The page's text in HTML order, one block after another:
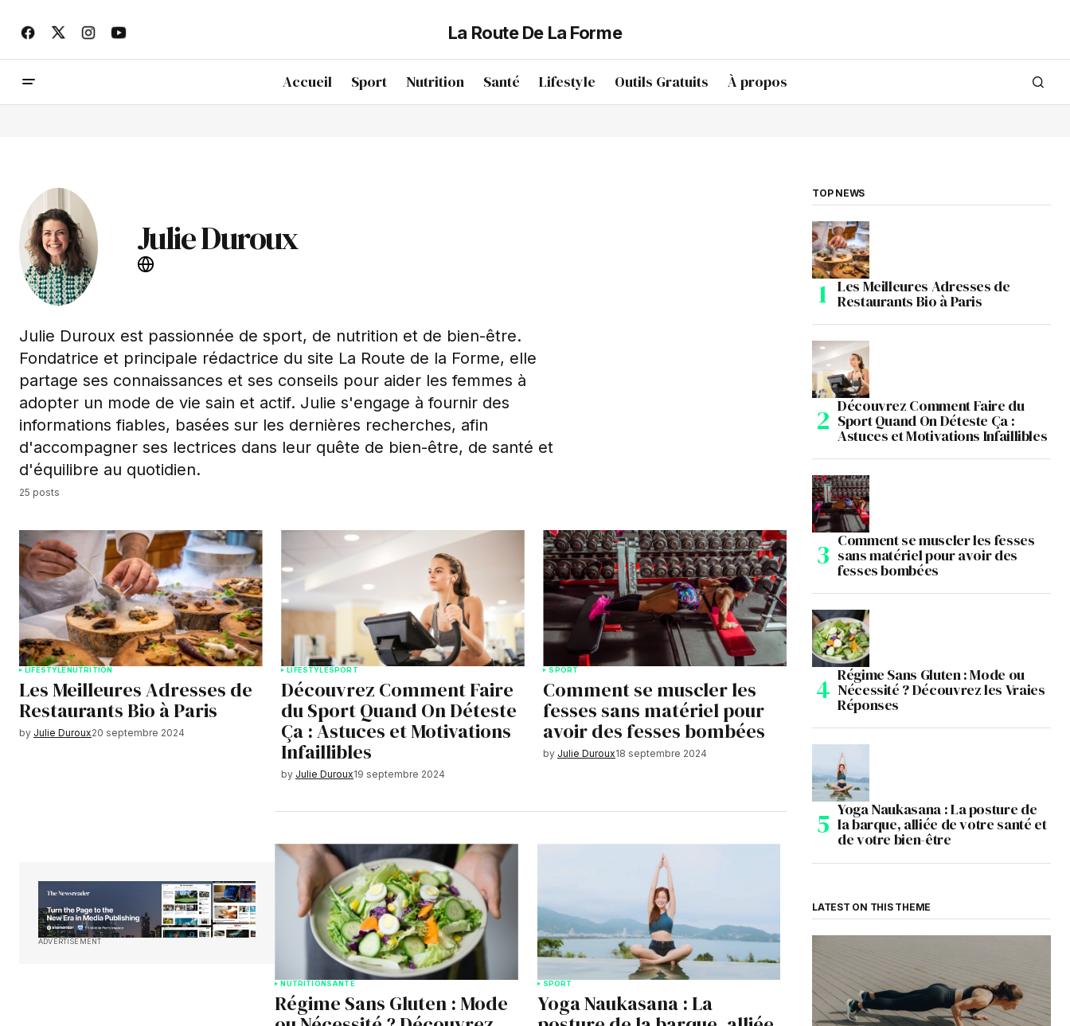
La Route De La Forme
Accueil Sport Nutrition Santé Lifestyle Outils Gratuits À propos
Julie Duroux
Julie Duroux est passionnée de sport, de nutrition et de bien-être.
Fondatrice et principale rédactrice du site La Route de la Forme, elle
partage ses connaissances et ses conseils pour aider les femmes à
adopter un mode de vie sain et actif. Julie s'engage à fournir des
informations fiables, basées sur les dernières recherches, afin
d'accompagner ses lectrices dans leur quête de bien-être, de santé et
d'équilibre au quotidien.
25 posts
LIFESTYLENUTRITION
Les Meilleures Adresses de
Restaurants Bio à Paris
by Julie Duroux20 septembre 2024
LIFESTYLESPORT
Découvrez Comment Faire
du Sport Quand On Déteste
Ça : Astuces et Motivations
Infaillibles
by Julie Duroux19 septembre 2024
SPORT
Comment se muscler les
fesses sans matériel pour
avoir des fesses bombées
by Julie Duroux18 septembre 2024
ADVERTISEMENT
NUTRITIONSANTÉ
Régime Sans Gluten : Mode
SPORT
Yoga Naukasana : La
TOP NEWS
Les Meilleures Adresses de
Restaurants Bio à Paris
Découvrez Comment Faire du
Sport Quand On Déteste Ça :
Astuces et Motivations Infaillibles
Comment se muscler les fesses
sans matériel pour avoir des
fesses bombées
Régime Sans Gluten : Mode ou
Nécessité ? Découvrez les Vraies
Réponses
Yoga Naukasana : La posture de
la barque, alliée de votre santé et
de votre bien-être
LATEST ON THIS THEME